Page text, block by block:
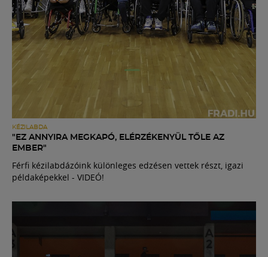
KÉZILABDA
"EZ ANNYIRA MEGKAPÓ, ELÉRZÉKENYÜL TŐLE AZ
EMBER"
Férfi kézilabdázóink különleges edzésen vettek részt, igazi
példaképekkel - VIDEÓ!